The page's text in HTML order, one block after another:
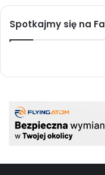
Spotkajmy się na